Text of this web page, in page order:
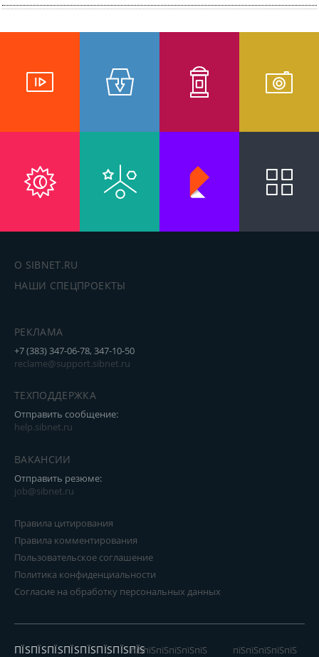
О SIBNET.RU
НАШИ СПЕЦПРОЕКТЫ
РЕКЛАМА
+7 (383) 347-06-78, 347-10-50
reclame@support.sibnet.ru
ТЕХПОДДЕРЖКА
Отправить сообщение:
help.sibnet.ru
ВАКАНСИИ
Отправить резюме:
job@sibnet.ru
Правила цитирования
Правила комментирования
Пользовательское соглашение
Политика конфиденциальности
Согласие на обработку персональных данных
ПЇЅПЇЅПЇЅПЇЅПЇЅПЇЅПЇЅПЇЅпїЅпїЅпїЅпїЅпїЅпїЅ пїЅпїЅпїЅпїЅпїЅ